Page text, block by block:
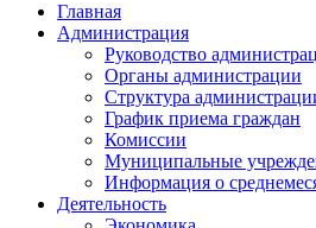
Главная
Администрация
Руководство
Органы администрации
Структура
График приема граждан
Комиссии
Муниципальные
Информация о
Деятельность